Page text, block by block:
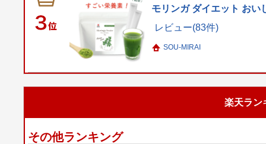
モリンガ ダイエット お
レビュー(83件)
SOU-MIRAI
楽天ラン
その他ランキング